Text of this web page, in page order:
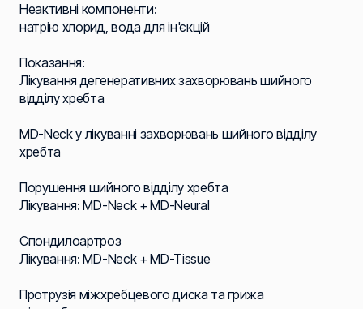
Неактивні компоненти:
натрію хлорид, вода для ін'єкцій
Показання:
Лікування дегенеративних захворювань шийного
відділу хребта
MD-Neck у лікуванні захворювань шийного відділу
хребта
Порушення шийного відділу хребта
Лікування: MD-Neck + MD-Neural
Спондилоартроз
Лікування: MD-Neck + MD-Tissue
Протрузія міжхребцевого диска та грижа